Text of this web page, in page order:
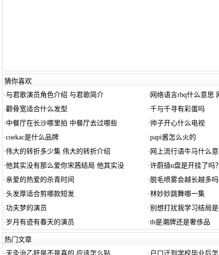
猜你喜欢
·与君歌演员角色介绍 与君歌简介 · 网络语言rbq什么意思
·颧骨宽适合什么发型 ·千与千寻有彩蛋吗
· 中餐厅在长沙哪里拍 中餐厅去过哪些 · 帅子开心什么电视
·coekac是什么品牌 ·papi酱怎么火的
·伟大的转折多少集 伟大的转折介绍 · 网上流行语牛马什么
·他其实没有那么爱你宋茜结局 他其实没 ·许蔚插u盘是开挂了吗
· 亲爱的热爱的杀青时间 · 脱毛喷雾会越长越多吗
·头发厚适合剪哪款短发 ·林妙妙跳舞哪一集
·功夫梦的演员 ·别想打扰我学习结局
· 岁月有迹有春天的演员 ·tb是潮牌还是奢侈品
热门文章
· 天灸治乙肝是不是真的 应该怎么贴 · 户口迁到学校毕业后